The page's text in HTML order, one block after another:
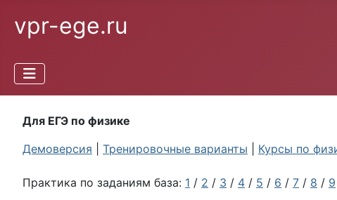
vpr-ege.ru
Для ЕГЭ по физике
Демоверсия
Тренировочные варианты Курсы по
Практика по заданиям база: 1 / 2 / 3 / 4 / 5 / 6 / 7 / 8 / 9